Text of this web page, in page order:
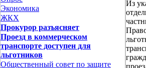
Экономика
ЖКХ
Прокурор разъясняет
Проезд в коммерческом
транспорте доступен для
льготников
Общественный совет по защите
Из